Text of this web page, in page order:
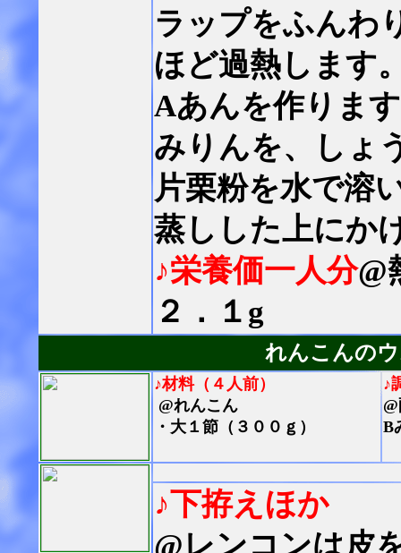
ラップをふんわ
ほど過熱します
Aあんを作りま
みりんを、しょ
片栗粉を水で溶
蒸しした上にか
♪栄養価一人分@
２．１g
れんこんの
♪材料（４人前）
@れんこん
・大１節（３００ｇ）
♪
B
♪下拵えほか
@レンコンは皮